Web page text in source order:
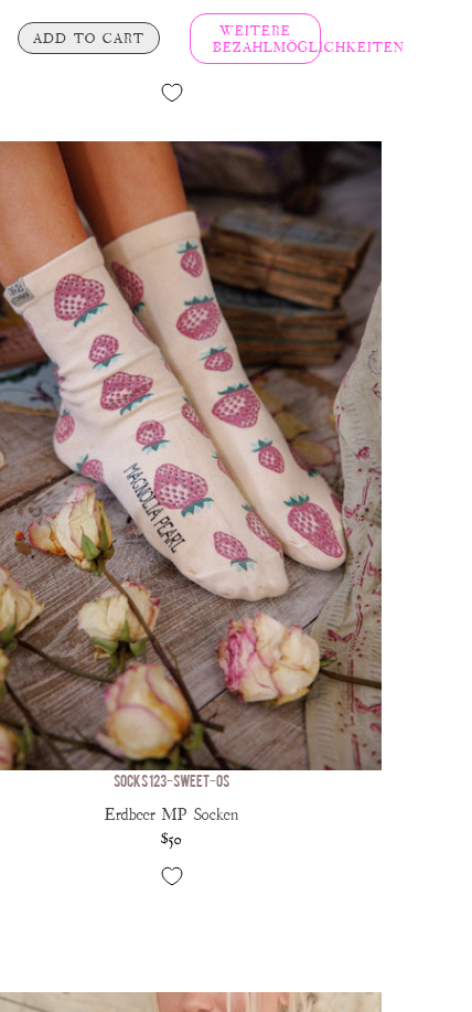
ADD TO CART
WEITERE
BEZAHLMÖGLICHKEITEN
SOCKS 123-SWEET-OS
Erdbeer MP Socken
$50